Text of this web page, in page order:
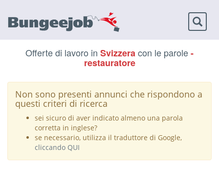
Offerte di lavoro in Svizzeracon le parole-
restauratore
Non sono presenti annunci che rispondono a
questi criteri di ricerca
sei sicuro di aver indicato almeno una parola
corretta in inglese?
se necessario, utilizza il traduttore di Google,
cliccando QUI